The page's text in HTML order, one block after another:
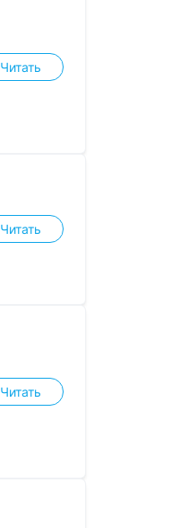
Читать
Читать
Читать